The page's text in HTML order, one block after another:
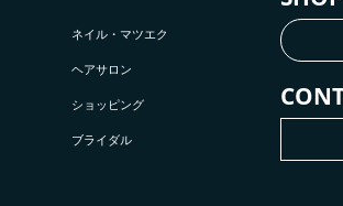
ネイル・マツエク
ヘアサロン
ショッピング
ブライダル